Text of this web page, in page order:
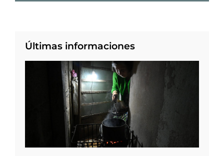
Últimas informaciones